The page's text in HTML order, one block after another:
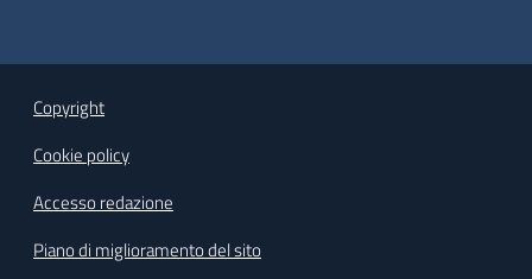
Copyright
Cookie policy
Accesso redazione
Piano di miglioramento del sito